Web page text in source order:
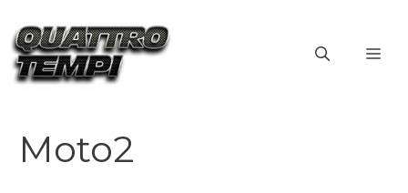
contenuto
Moto2